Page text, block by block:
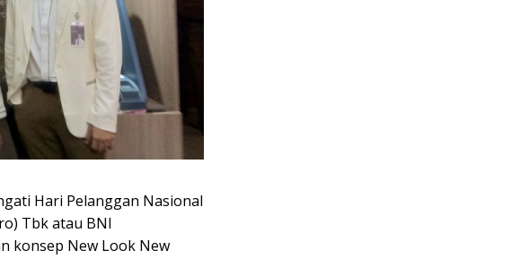
Hari Pelanggan Nasional
Tbk atau BNI
konsep New Look New